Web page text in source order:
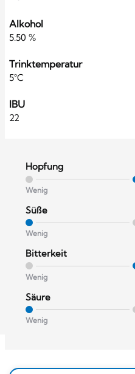
Alkohol
5.50 %
Trinktemperatur
5°C
IBU
22
Hopfung
Wenig
Süße
Wenig
Bitterkeit
Wenig
Säure
Wenig